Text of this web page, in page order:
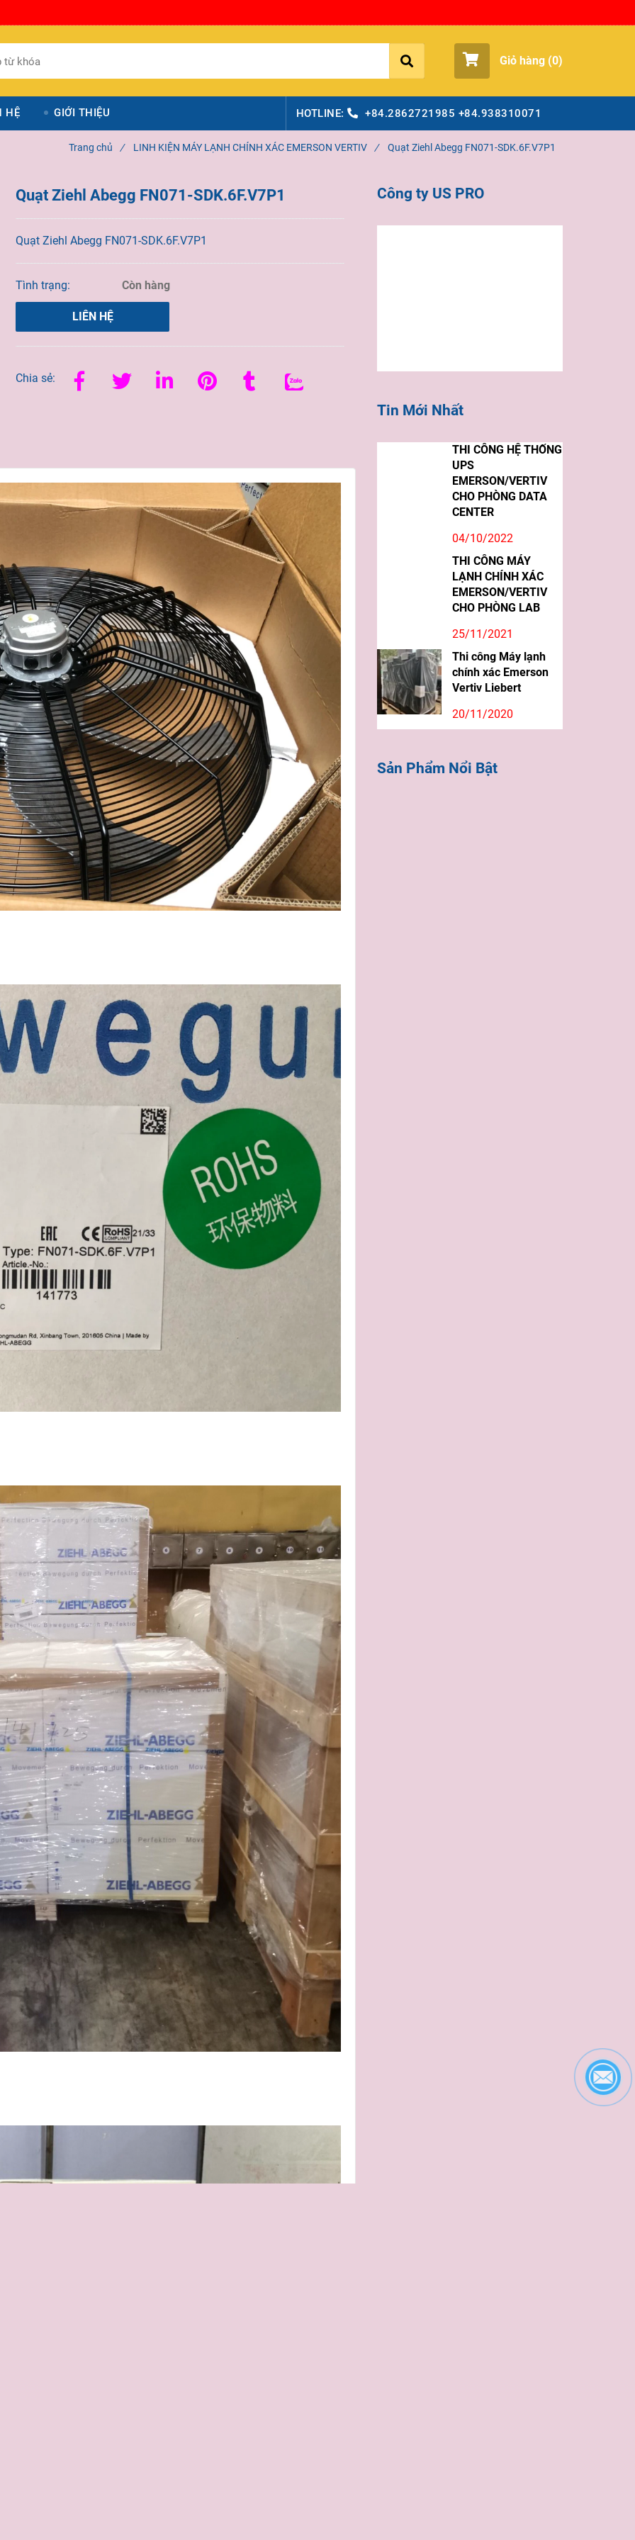
Giỏ hàng (0)
HỆ GIỚI THIỆU HOTLINE: +84.2862721985 +84.938310071
Trang chủ / LINH KIỆN MÁY LẠNH CHÍNH XÁC EMERSON VERTIV / Quạt Ziehl Abegg FN071-SDK.6F.V7P1
Quạt Ziehl Abegg FN071-SDK.6F.V7P1
Quạt Ziehl Abegg FN071-SDK.6F.V7P1
Tình trạng: Còn hàng
LIÊN HỆ
Chia sẻ:
Công ty US PRO
Tin Mới Nhất
THI CÔNG HỆ THỐNG
UPS
EMERSON/VERTIV
CHO PHÒNG DATA
CENTER
04/10/2022
THI CÔNG MÁY
LẠNH CHÍNH XÁC
EMERSON/VERTIV
CHO PHÒNG LAB
25/11/2021
Thi công Máy lạnh
chính xác Emerson
Vertiv Liebert
20/11/2020
Sản Phẩm Nổi Bật